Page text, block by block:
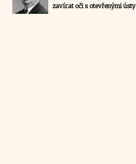
zavírat oči s otevřenými ústy